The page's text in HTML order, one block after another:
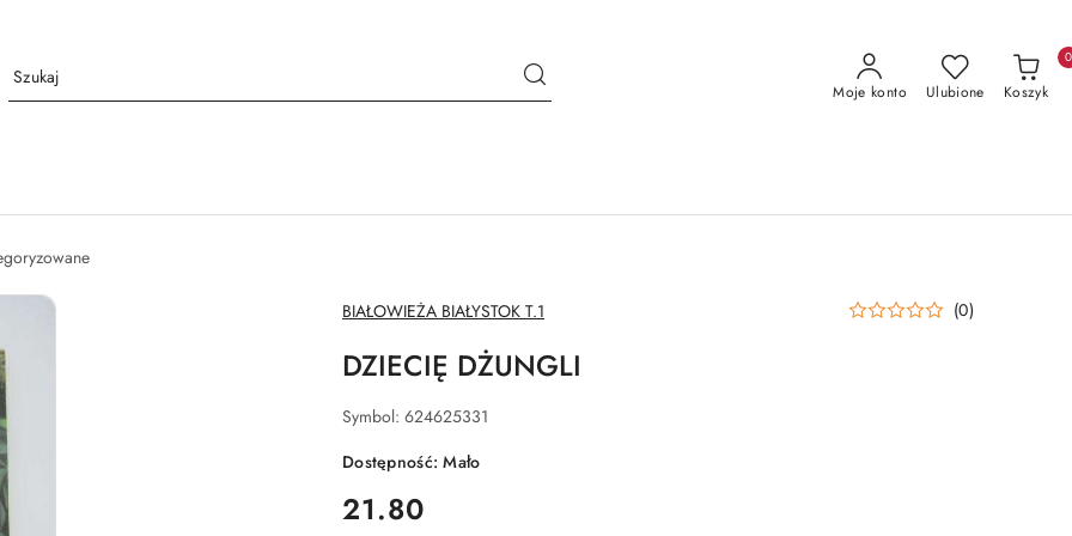
Moje konto Ulubione Koszyk
0
NAZWA
PRODUCENTA:
BIAŁOWIEŻA BIAŁYSTOK T.1 (0)
DZIECIĘ DŻUNGLI
Symbol: 624625331
Dostępność:Mało
cena:
21.80